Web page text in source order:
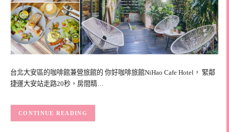
台北大安區的咖啡館兼營旅館的 你好咖啡旅館NiHao Cafe Hotel， 緊鄰
捷運大安站走路20秒，房間精…
CONTINUE READING